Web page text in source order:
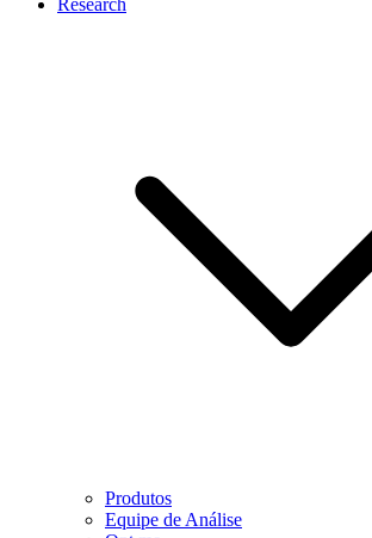
Research
Produtos
Equipe de Análise